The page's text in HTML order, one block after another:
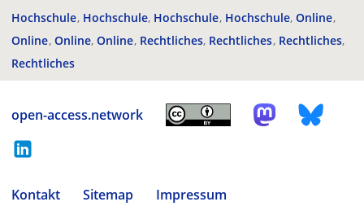
Hochschule Hochschule Hochschule Hochschule Online
Online Online Online Rechtliches Rechtliches Rechtliches
Rechtliches
open-access.network
Kontakt Sitemap
Impressum